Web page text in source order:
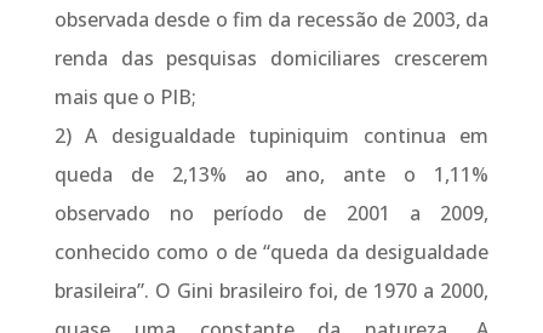
observada desde o fim da recessão de 2003, da
renda das pesquisas domiciliares crescerem
mais que o PIB;
2) A desigualdade tupiniquim continua em
queda de 2,13% ao ano, ante o 1,11%
observado no período de 2001 a 2009,
conhecido como o de “queda da desigualdade
brasileira”. O Gini brasileiro foi, de 1970 a 2000,